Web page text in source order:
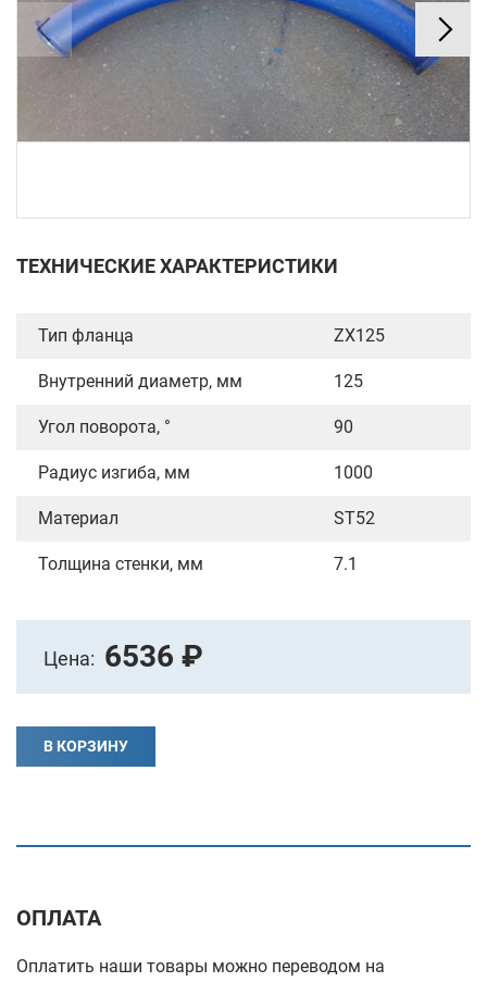
ТЕХНИЧЕСКИЕ ХАРАКТЕРИСТИКИ
Тип фланца ZX125
Внутренний диаметр, мм 125
Угол поворота, ° 90
Радиус изгиба, мм 1000
Материал ST52
Толщина стенки, мм 7.1
Цена: 6536 ₽
В КОРЗИНУ
ОПЛАТА
Оплатить наши товары можно переводом на